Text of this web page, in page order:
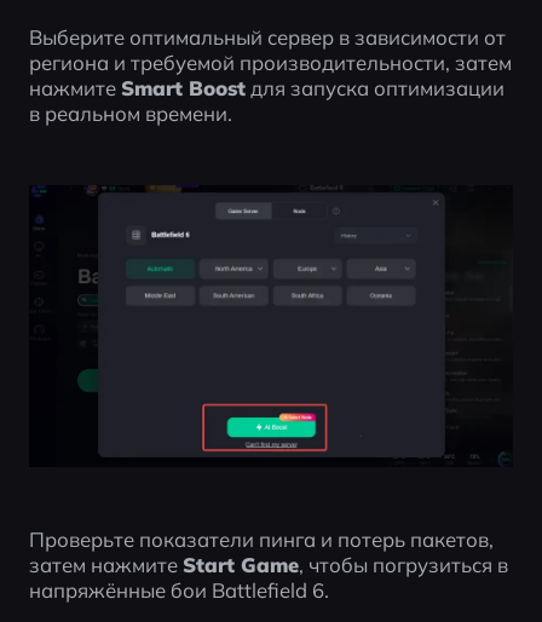
Выберите оптимальный сервер в зависимости от
региона и требуемой производительности, затем
нажмите Smart Boost для запуска оптимизации
в реальном времени.
Проверьте показатели пинга и потерь пакетов,
затем нажмите Start Game, чтобы погрузиться в
напряжённые бои Battlefield 6.